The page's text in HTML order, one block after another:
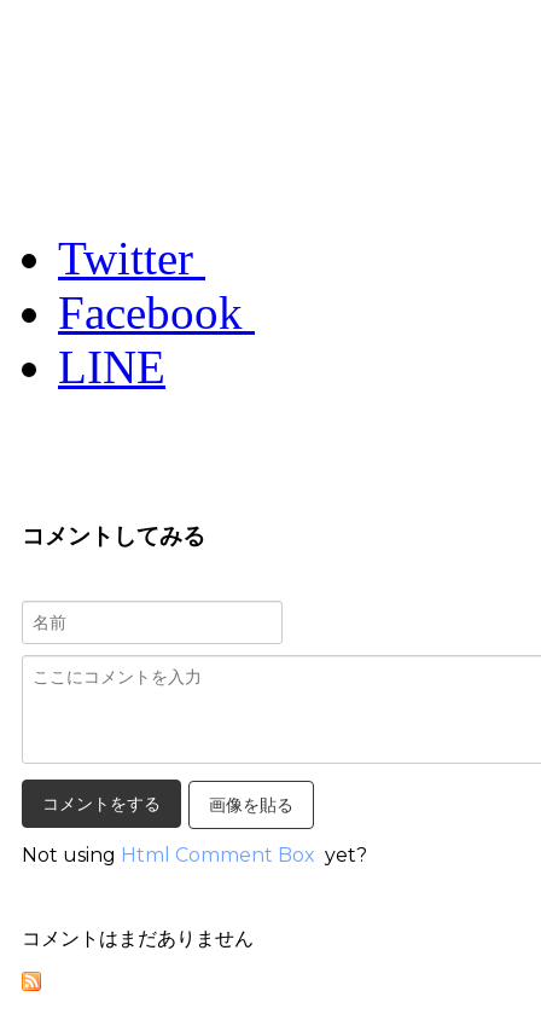
Twitter
Facebook
LINE
コメントしてみる
画像を貼る
Not using Html Comment Box yet?
コメントはまだありません